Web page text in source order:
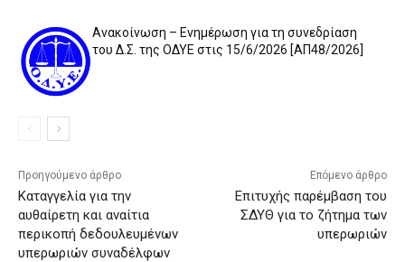
Ανακοίνωση – Ενημέρωση για τη συνεδρίαση
του Δ.Σ. της ΟΔΥΕ στις 15/6/2026 [ΑΠ48/2026]
Προηγούμενο άρθρο
Καταγγελία για την
αυθαίρετη και αναίτια
περικοπή δεδουλευμένων
υπερωριών συναδέλφων
Επόμενο άρθρο
Επιτυχής παρέμβαση του
ΣΔΥΘ για το ζήτημα των
υπερωριών